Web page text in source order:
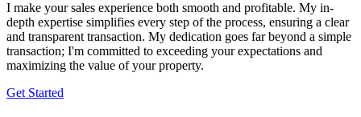
I make your sales experience both smooth and profitable. My in-
depth expertise simplifies every step of the process, ensuring a clear
and transparent transaction. My dedication goes far beyond a simple
transaction; I'm committed to exceeding your expectations and
maximizing the value of your property.
Get Started